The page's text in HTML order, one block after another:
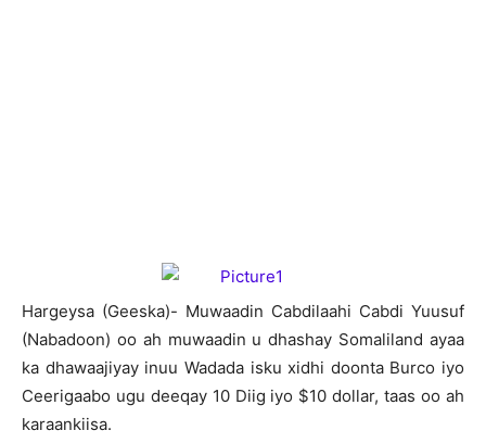
Hargeysa (Geeska)- Muwaadin Cabdilaahi Cabdi Yuusuf
(Nabadoon) oo ah muwaadin u dhashay Somaliland ayaa
ka dhawaajiyay inuu Wadada isku xidhi doonta Burco iyo
Ceerigaabo ugu deeqay 10 Diig iyo $10 dollar, taas oo ah
karaankiisa.